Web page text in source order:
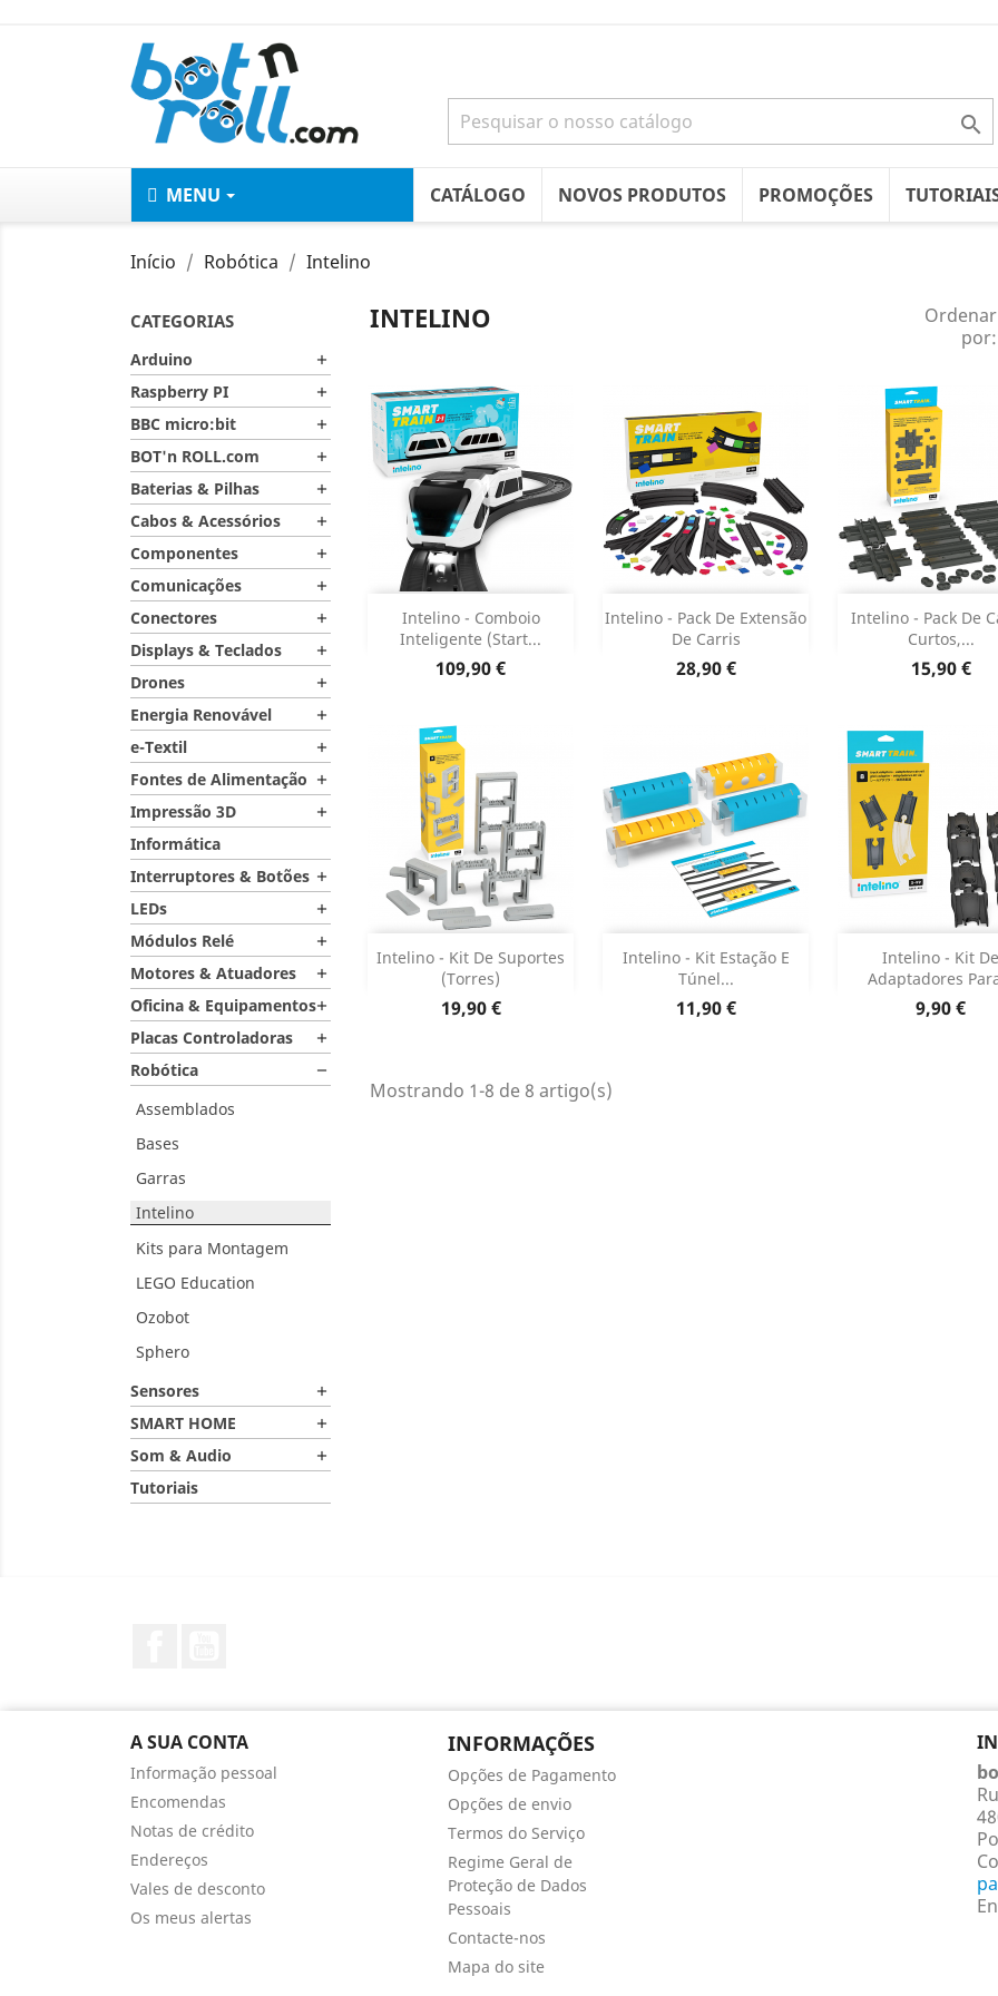

MENU CATÁLOGO NOVOS PRODUTOS PROMOÇÕES
Início Robótica Intelino
CATEGORIAS
Arduino 
Raspberry PI 
BBC micro:bit 
BOT'n ROLL.com 
Baterias & Pilhas 
Cabos & Acessórios 
Componentes 
Comunicações 
Conectores 
Displays & Teclados 
Drones 
Energia Renovável 
e-Textil 
Fontes de Alimentação 
Impressão 3D 
Informática
Interruptores & Botões 
LEDs 
Módulos Relé 
Motores & Atuadores 
Oficina & Equipamentos
Placas Controladoras 
Robótica 
Assemblados
Bases
Garras
Intelino
Kits para Montagem
LEGO Education
Ozobot
Sphero
Sensores

SMART HOME 
Som & Audio 
Tutoriais
INTELINO
Ordenar
por:
Intelino - Comboio
Inteligente (Start...
Preço
109,90 €
Adicionar 
Dados do produto
Intelino - Pack De Extensão
De Carris
Preço
28,90 €
Adicionar 
Dados do produto
Intelino - Pack De
Curtos,...
Preço
15,90 €
Adicionar
Dados do
Intelino - Kit De Suportes
(Torres)
Preço
19,90 €
Adicionar 
Dados do produto
Intelino - Kit Estação E
Túnel...
Preço
11,90 €
Adicionar 
Dados do produto
Intelino - Kit De
Adaptadores
Preço
9,90 €
Adicionar 
Dados do
Mostrando 1-8 de 8 artigo(s)
A SUA CONTA
Informação pessoal
Encomendas
Notas de crédito
Endereços
Vales de desconto
Os meus alertas
INFORMAÇÕES
Opções de Pagamento
Opções de envio
Termos do Serviço
Regime Geral de
Proteção de Dados
Pessoais
Contacte-nos
Mapa do site